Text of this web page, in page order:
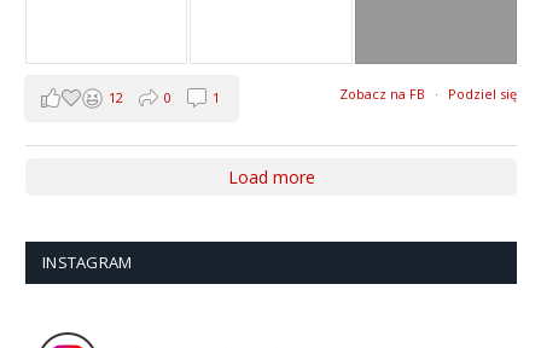
Zobacz na FB · Podziel się
12 0 1
Load more
INSTAGRAM